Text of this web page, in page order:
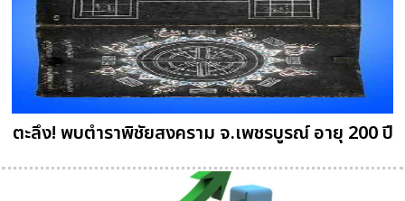
ตะลึง! พบตำราพิชัยสงคราม จ.เพชรบูรณ์ อายุ 200 ปี